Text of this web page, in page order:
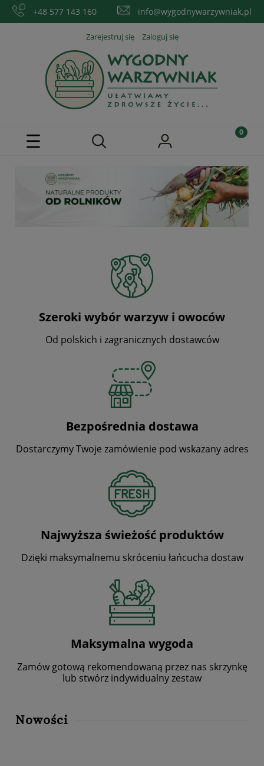
+48 577 143 160 info@wygodnywarzywniak.pl
Zarejestruj się Zaloguj się
Szeroki wybór warzyw i owoców
Od polskich i zagranicznych dostawców
Bezpośrednia dostawa
Dostarczymy Twoje zamówienie pod wskazany adres
Najwyższa świeżość produktów
Dzięki maksymalnemu skróceniu łańcucha dostaw
Maksymalna wygoda
Zamów gotową rekomendowaną przez nas skrzynkę
lub stwórz indywidualny zestaw
Nowości